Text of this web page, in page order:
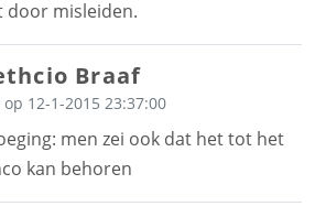
door misleiden.
Braaf
12-1-2015 23:37:00
men zei ook dat het tot het
kan behoren